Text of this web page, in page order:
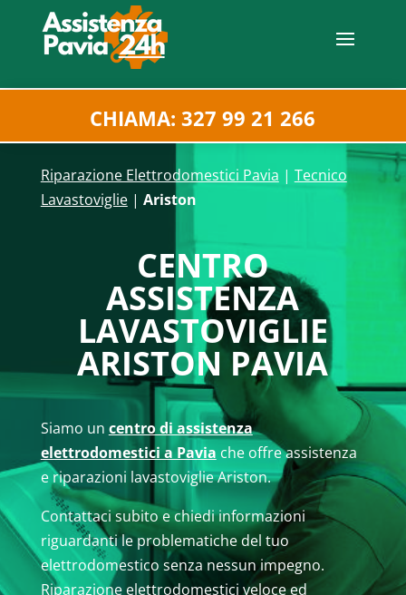
CHIAMA: 327 99 21 266
Riparazione Elettrodomestici Pavia | Tecnico
Lavastoviglie| Ariston
CENTRO
ASSISTENZA
LAVASTOVIGLIE
ARISTON PAVIA
Siamo un centro di assistenza
elettrodomestici a Pavia che offre assistenza
e riparazioni lavastoviglie Ariston.
Contattaci subito e chiedi informazioni
riguardanti le problematiche del tuo
elettrodomestico senza nessun impegno.
Riparazione elettrodomestici veloce ed